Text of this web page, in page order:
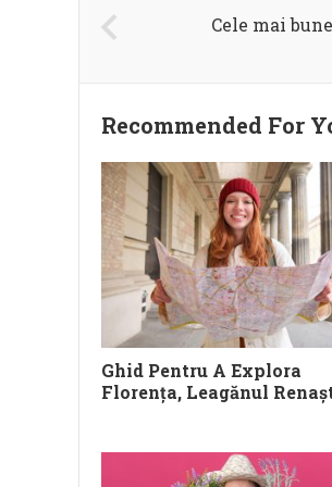
Cele mai
Recommended For
Ghid Pentru A Explora
Florența, Leagănul